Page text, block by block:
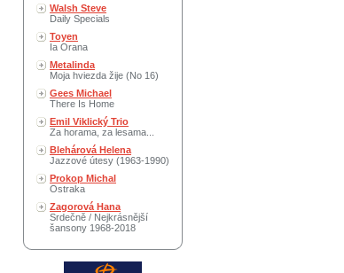
Walsh Steve
Daily Specials
Toyen
Ia Orana
Metalinda
Moja hviezda žije (No 16)
Gees Michael
There Is Home
Emil Viklický Trio
Za horama, za lesama...
Blehárová Helena
Jazzové útesy (1963-1990)
Prokop Michal
Ostraka
Zagorová Hana
Srdečně / Nejkrásnější
šansony 1968-2018